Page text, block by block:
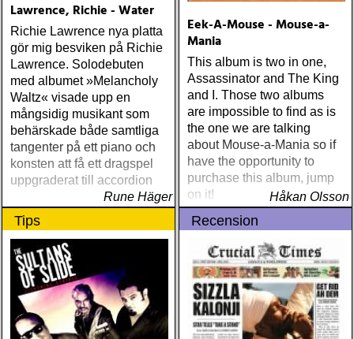
Lawrence, Richie - Water
Richie Lawrence nya platta
gör mig besviken på Richie
Lawrence. Solodebuten
med albumet »Melancholy
Waltz« visade upp en
mångsidig musikant som
behärskade både samtliga
tangenter på ett piano och
konsten att få ett dragspel
uppgraderat till accordion
Rune Häger
Eek-A-Mouse - Mouse-a-
Mania
This album is two in one,
Assassinator and The King
and I. Those two albums
are impossible to find as is
the one we are talking
about Mouse-a-Mania so if
have the opportunity to
purchase this album, jump
on it!
Håkan Olsson
Tips Recension